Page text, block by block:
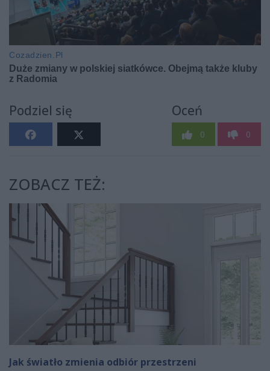
Podziel się Oceń
0 0
ZOBACZ TEŻ:
Jak światło zmienia odbiór przestrzeni